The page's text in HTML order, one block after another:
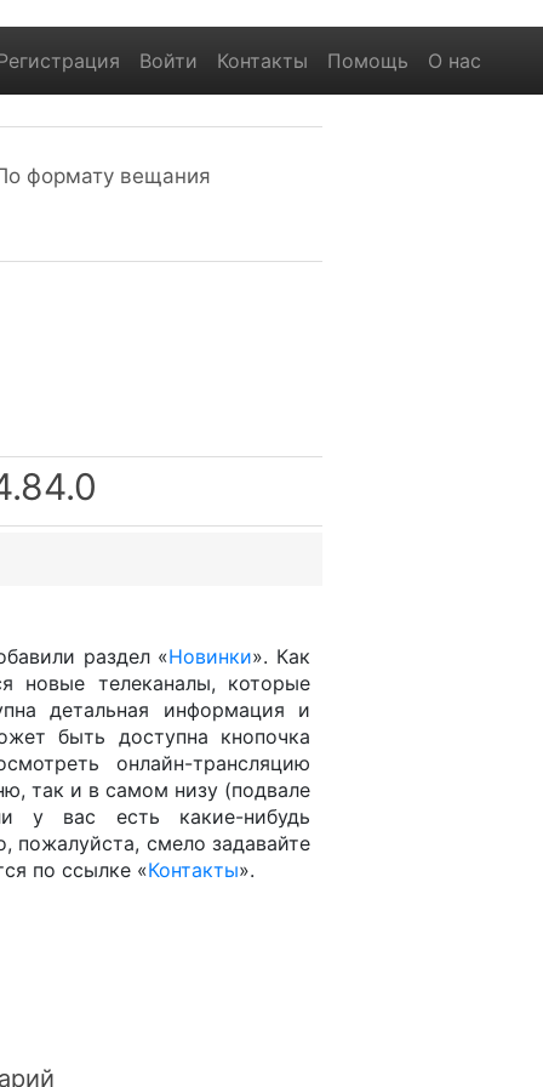
Войти Контакты Помощь О нас
формату вещания
раздел «Новинки». Как
новые телеканалы, которые
детальная информация и
быть доступна кнопочка
онлайн-трансляцию
так и в самом низу (подвале
у вас есть какие-нибудь
пожалуйста, смело задавайте
по ссылке «Контакты».